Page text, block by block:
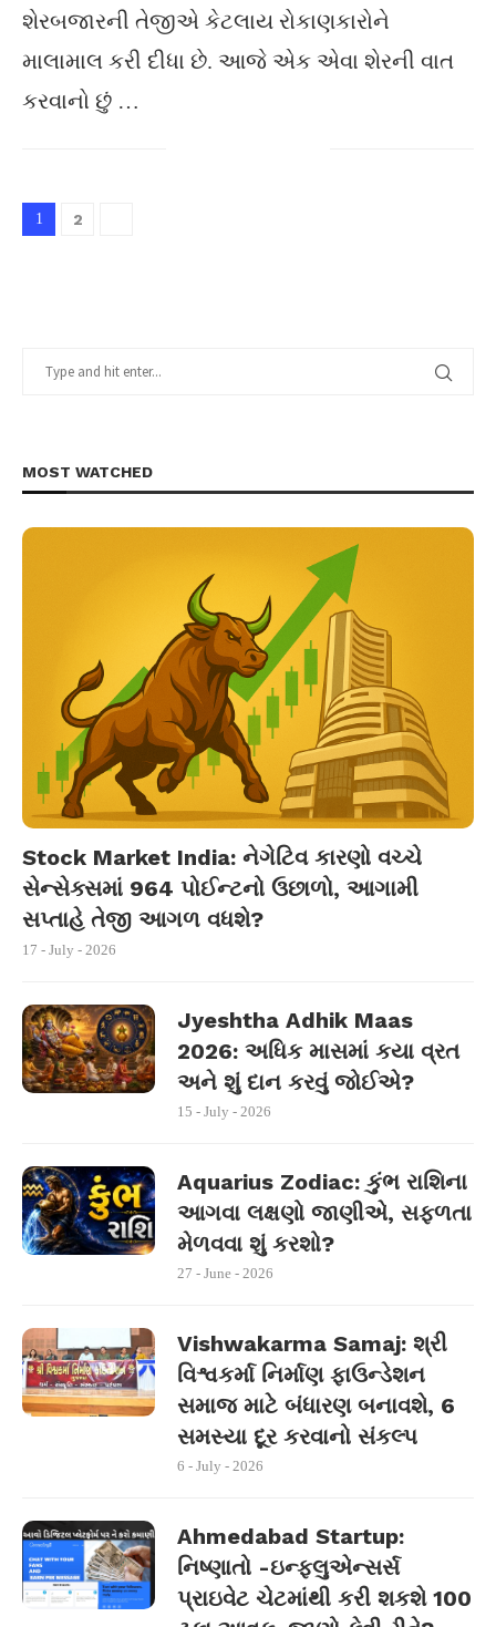
શેરબજારની તેજીએ કેટલાય રોકાણકારોને
માલામાલ કરી દીધા છે. આજે એક એવા શેરની વાત
કરવાનો છું …
1 2
MOST WATCHED
Stock Market India: નેગેટિવ કારણો વચ્ચે
સેન્સેક્સમાં 964 પોઈન્ટનો ઉછાળો, આગામી
સપ્તાહે તેજી આગળ વધશે?
17 - July - 2026
Jyeshtha Adhik Maas
2026: અધિક માસમાં કયા વ્રત
અને શું દાન કરવું જોઈએ?
15 - July - 2026
Aquarius Zodiac: કુંભ રાશિના
આગવા લક્ષણો જાણીએ, સફળતા
મેળવવા શું કરશો?
27 - June - 2026
Vishwakarma Samaj: શ્રી
વિશ્વકર્મા નિર્માણ ફાઉન્ડેશન
સમાજ માટે બંધારણ બનાવશે, 6
સમસ્યા દૂર કરવાનો સંકલ્પ
6 - July - 2026
Ahmedabad Startup:
નિષ્ણાતો -ઇન્ફ્લુએન્સર્સ
પ્રાઇવેટ ચેટમાંથી કરી શકશે 100